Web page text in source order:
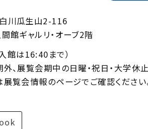
川瓜生山2-116
館ギャルリ・オーブ2階
館は16:40まで）
、展覧会期中の日曜・祝日・大学休
覧会情報のページでご確認ください